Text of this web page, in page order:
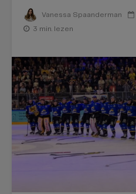
Vanessa Spaanderman
3 min. lezen